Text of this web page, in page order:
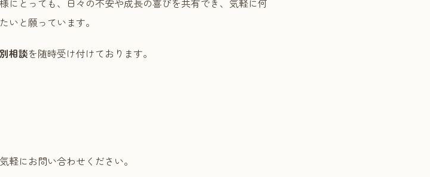
にとっても、日々の不安や成長の喜びを共有でき、気軽に何
いと願っています。
相談を随時受け付けております。
軽にお問い合わせください。